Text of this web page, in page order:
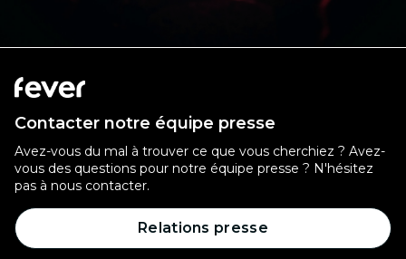
Contacter notre équipe presse
Avez-vous du mal à trouver ce que vous cherchiez ? Avez-
vous des questions pour notre équipe presse ? N'hésitez
pas à nous contacter.
Relations presse